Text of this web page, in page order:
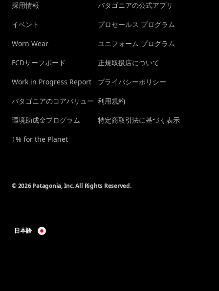
採用情報
イベント
Worn Wear
FCDサーフボード
Work in Progress Report
パタゴニアのコアバリュー
環境助成金プログラム
1% for the Planet
パタゴニアの公式アプリ
プロセールス プログラム
ユニフォーム プログラム
正規取扱店について
プライバシーポリシー
利用規約
特定商取引法に基づく表示
© 2026 Patagonia, Inc. All Rights Reserved.
日本語